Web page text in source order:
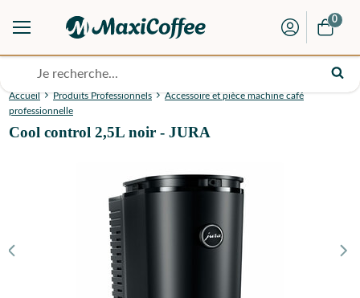
0
Accueil Produits Professionnels
Accessoire et pièce machine café
professionnelle
Cool control 2,5L noir - JURA